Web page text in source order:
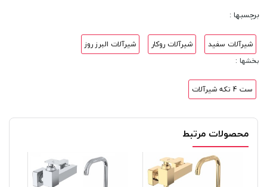
برچسبها :
شیرآلات سفید شیرآلات روکار
شیرآلات البرز روز
بخشها :
ست 4 تکه شیرآلات
محصولات مرتبط